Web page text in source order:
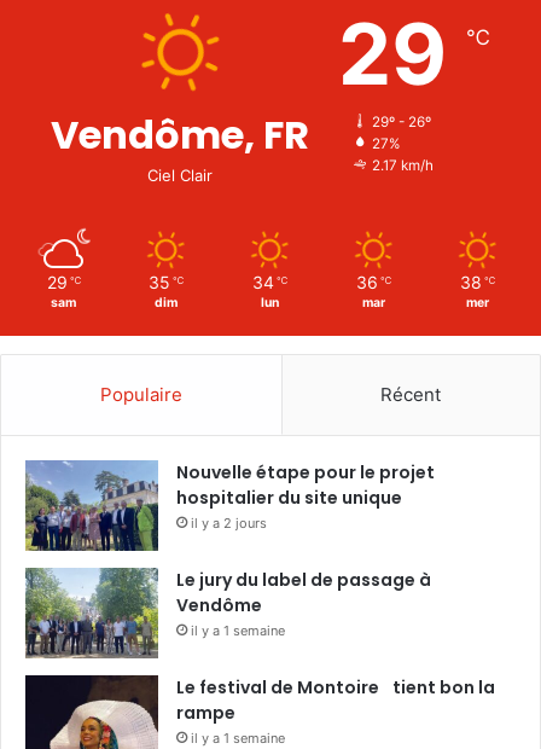
Vendôme, FR
Ciel Clair
29 ℃
29º - 26º
27%
2.17 km/h
29 ℃
sam
35 ℃
dim
34 ℃
lun
36 ℃
mar
38 ℃
mer
Populaire Récent
Nouvelle étape pour le projet
hospitalier du site unique
il y a 2 jours
Le jury du label de passage à
Vendôme
il y a 1 semaine
Le festival de Montoire tient bon la
rampe
il y a 1 semaine